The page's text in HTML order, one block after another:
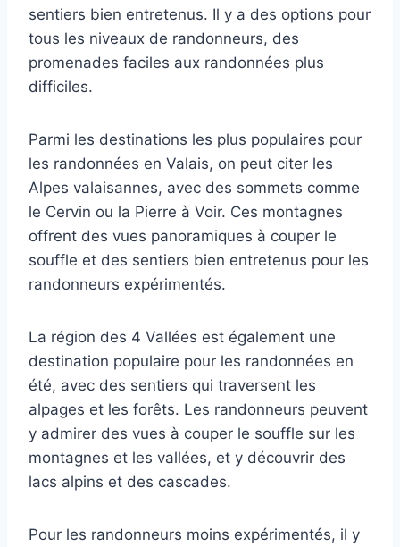
sentiers bien entretenus. Il y a des options pour
tous les niveaux de randonneurs, des
promenades faciles aux randonnées plus
difficiles.
Parmi les destinations les plus populaires pour
les randonnées en Valais, on peut citer les
Alpes valaisannes, avec des sommets comme
le Cervin ou la Pierre à Voir. Ces montagnes
offrent des vues panoramiques à couper le
souffle et des sentiers bien entretenus pour les
randonneurs expérimentés.
La région des 4 Vallées est également une
destination populaire pour les randonnées en
été, avec des sentiers qui traversent les
alpages et les forêts. Les randonneurs peuvent
y admirer des vues à couper le souffle sur les
montagnes et les vallées, et y découvrir des
lacs alpins et des cascades.
Pour les randonneurs moins expérimentés, il y